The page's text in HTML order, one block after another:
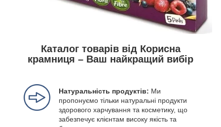
Каталог товарів від Корисна
крамниця – Ваш найкращий вибір
Натуральність продуктів: Ми
пропонуємо тільки натуральні продукти
здорового харчування та косметику, що
забезпечує клієнтам високу якість та